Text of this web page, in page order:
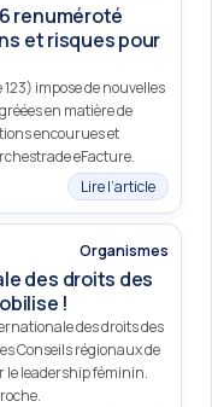
renuméroté
et risques pour
impose de nouvelles
en matière de
encourues et
eFacture.
Lire l’article
Organismes
des droits des
!
des droits des
Conseils régionaux de
le leadership féminin.